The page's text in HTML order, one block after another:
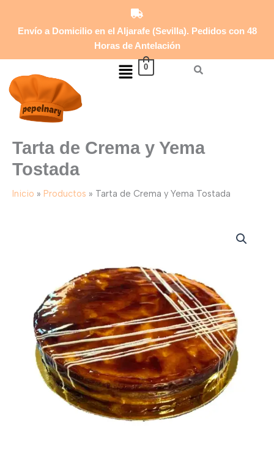
contenidoEnvío a Domicilio en el Aljarafe (Sevilla). Pedidos con 48
Horas de Antelación
Menú
0
Tarta de Crema y Yema
Tostada
Inicio Productos Tarta de Crema y Yema Tostada
cantidad
Tostada